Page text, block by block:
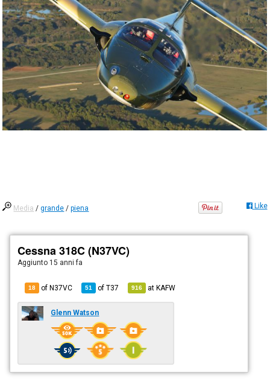
Media /grande /piena Like
Cessna 318C (N37VC)
Aggiunto 15 anni fa
18 of N37VC 51 ofT37 916 atKAFW
Glenn Watson